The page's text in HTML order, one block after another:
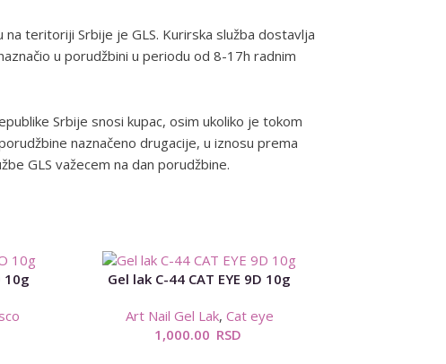
na teritoriji Srbije je GLS. Kurirska služba dostavlja
u porudžbini u periodu od 8-17h radnim
Srbije snosi kupac, osim ukoliko je tokom
naznačeno drugacije, u iznosu prema
GLS važecem na dan porudžbine.
10g Gel lak C-44 CAT EYE 9D 10g
Art Nail Gel Lak, Cat eye
1,000.00 RSD